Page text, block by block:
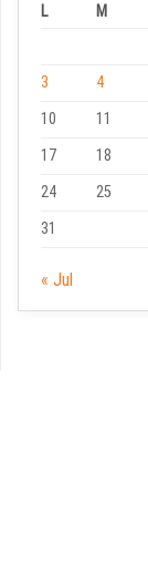
L M
3
4
10
11
17
18
24
25
31
« Jul